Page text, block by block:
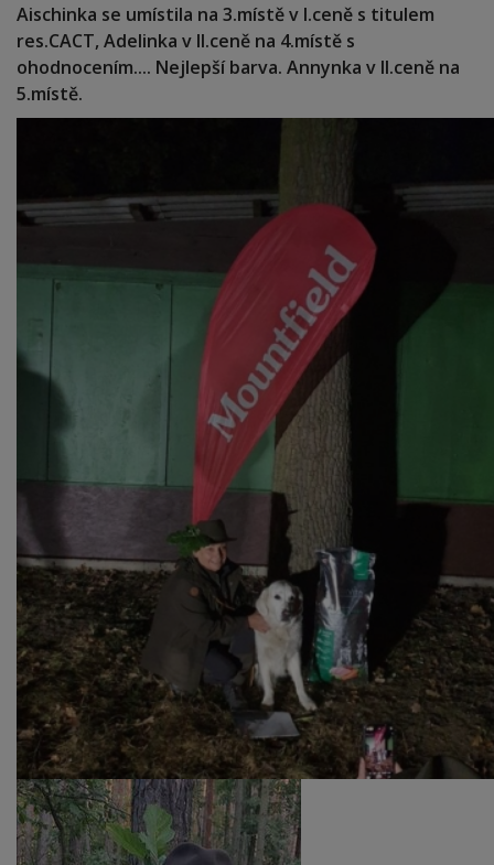
Aischinka se umístila na 3.místě v I.ceně s titulem
res.CACT, Adelinka v II.ceně na 4.místě s
ohodnocením.... Nejlepší barva. Annynka v II.ceně na
5.místě.